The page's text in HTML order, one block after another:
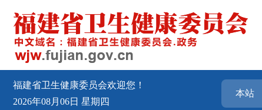
福建省卫生健康委员会欢迎您！
2026年08月06日 星期四